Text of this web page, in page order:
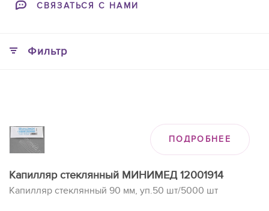
СВЯЗАТЬСЯ С НАМИ
Фильтр
ПОДРОБНЕЕ
Капилляр стеклянный МИНИМЕД 12001914
Капилляр стеклянный 90 мм, уп.50 шт/5000 шт